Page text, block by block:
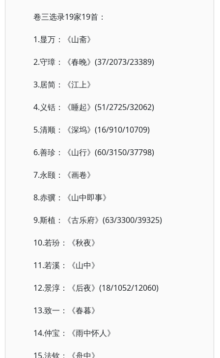
卷三选录19家19首：
1.显万：《山斋》
2.守璋：《春晚》(37/2073/23389)
3.居简：《江上》
4.义铦：《睡起》(51/2725/32062)
5.清顺：《深坞》(16/910/10709)
6.善珍：《山行》(60/3150/37798)
7.永颐：《画卷》
8.赤骥：《山中即事》
9.斯植：《古乐府》(63/3300/39325)
10.若玢：《秋夜》
11.若溪：《山中》
12.景淳：《后夜》(18/1052/12060)
13.致一：《春暮》
14.仲宝：《雨中怀人》
15.法钦：《舟中》